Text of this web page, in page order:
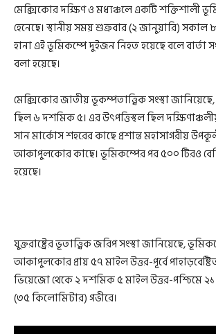
মেক্সিকোর দক্ষিণ ও মধ্যঞ্চলে একটি শক্তিশালী
হেনেছে। স্থানীয় সময় শুক্রবার (২ জানুয়ারি)
হানা এই ভূমিকম্পে দুইজন নিহত হয়েছে বলে বার্তা
বলা হয়েছে।
মেক্সিকোর জাতীয় ভূকম্পতাত্ত্বিক সংস্থা
ছিল ৬ দশমিক ৫। এর উৎপত্তিস্থল ছিল
সান মার্কোস শহরের কাছে প্রশান্ত মহাসাগরীয়
আকাপুলকোর কাছে। ভূমিকম্পের পর ৫০০ টিরও
হয়েছে।
যুক্তরাষ্ট্রের ভূতাত্ত্বিক জরিপ সংস্থা জানিয়েছে,
আকাপুলকোর প্রায় ৫৭ মাইল উত্তর-পূর্বে
ভিয়েজো থেকে ২ দশমিক ৫ মাইল উত্তর-পশ্চিমে
(৩৫ কিলোমিটার) গভীরে।